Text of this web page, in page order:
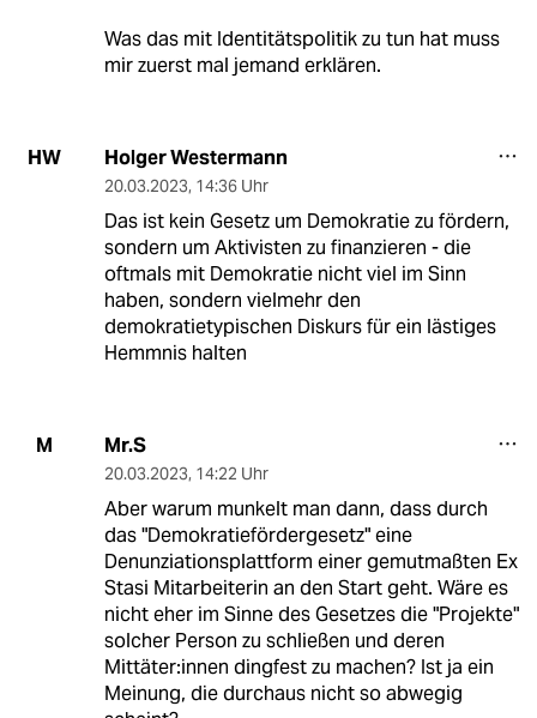
Was das mit Identitätspolitik zu tun hat muss
mir zuerst mal jemand erklären.
HW Holger Westermann
20.03.2023, 14:36 Uhr
Das ist kein Gesetz um Demokratie zu fördern,
sondern um Aktivisten zu finanzieren - die
oftmals mit Demokratie nicht viel im Sinn
haben, sondern vielmehr den
demokratietypischen Diskurs für ein lästiges
Hemmnis halten
M Mr.S
20.03.2023, 14:22 Uhr
Aber warum munkelt man dann, dass durch
das "Demokratiefördergesetz" eine
Denunziationsplattform einer gemutmaßten Ex
Stasi Mitarbeiterin an den Start geht. Wäre es
nicht eher im Sinne des Gesetzes die "Projekte"
solcher Person zu schließen und deren
Mittäter:innen dingfest zu machen? Ist ja ein
Meinung, die durchaus nicht so abwegig